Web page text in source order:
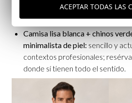
terraza. Si necesitas elevar,
forro.
Camisa lisa blanca + chinos
minimalista de piel: sencillo y
contextos profesionales;
donde sí tienen todo el sentido.
ACEPTAR TODAS LAS